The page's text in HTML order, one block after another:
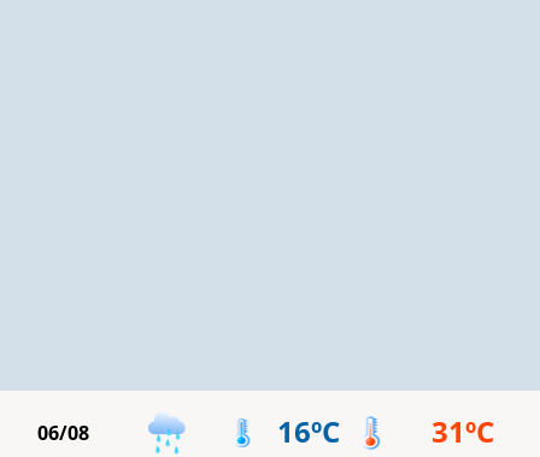
06/08 16ºC 31ºC